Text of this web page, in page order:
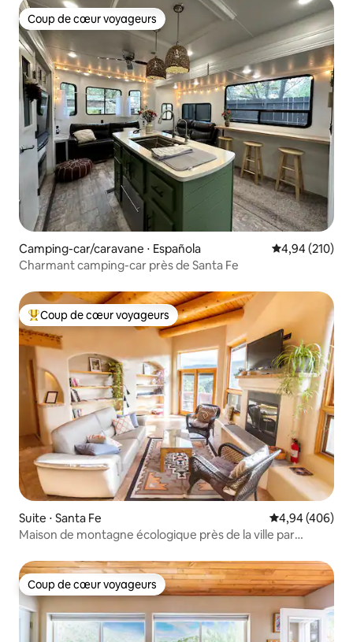
Coup de cœur voyageurs
Coup de cœur voyageurs
Camping-car/caravane ⋅ Española Évaluation
4,94 (210)
Charmant camping-car près de Santa Fe
Coups de cœur voyageurs les plus appréciés
Coup de cœur voyageurs
Suite ⋅ Santa Fe Évaluation
4,94 (406)
Maison de montagne écologique près de la ville par
Coup de cœur voyageurs
Coup de cœur voyageurs